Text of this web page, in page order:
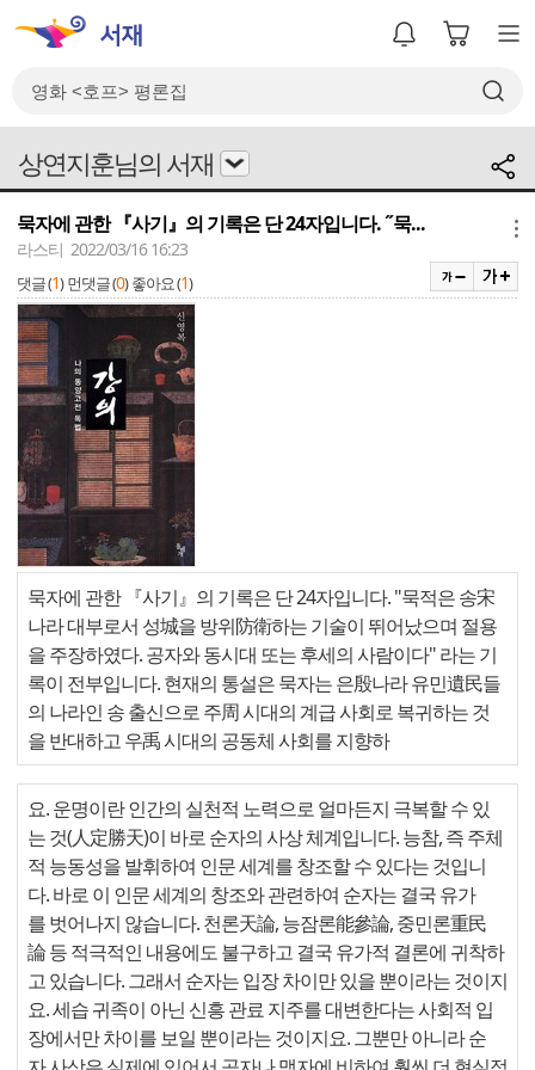
상연지훈님의 서재
묵자에 관한 『사기』의 기록은 단 24자입니다. ˝묵...
라스티 2022/03/16 16:23
댓글 (1) 먼댓글 (0) 좋아요 (1)
묵자에 관한 『사기』의 기록은 단 24자입니다. "묵적은 송宋
나라 대부로서 성城을 방위防衛하는 기술이 뛰어났으며 절용
을 주장하였다. 공자와 동시대 또는 후세의 사람이다" 라는 기
록이 전부입니다. 현재의 통설은 묵자는 은殷나라 유민遺民들
의 나라인 송 출신으로 주周 시대의 계급 사회로 복귀하는 것
을 반대하고 우禹 시대의 공동체 사회를 지향하
요. 운명이란 인간의 실천적 노력으로 얼마든지 극복할 수 있
는 것(人定勝天)이 바로 순자의 사상 체계입니다. 능참, 즉 주체
적 능동성을 발휘하여 인문 세계를 창조할 수 있다는 것입니
다. 바로 이 인문 세계의 창조와 관련하여 순자는 결국 유가
를 벗어나지 않습니다. 천론天論, 능잠론能參論, 중민론重民
論 등 적극적인 내용에도 불구하고 결국 유가적 결론에 귀착하
고 있습니다. 그래서 순자는 입장 차이만 있을 뿐이라는 것이지
요. 세습 귀족이 아닌 신흥 관료 지주를 대변한다는 사회적 입
장에서만 차이를 보일 뿐이라는 것이지요. 그뿐만 아니라 순